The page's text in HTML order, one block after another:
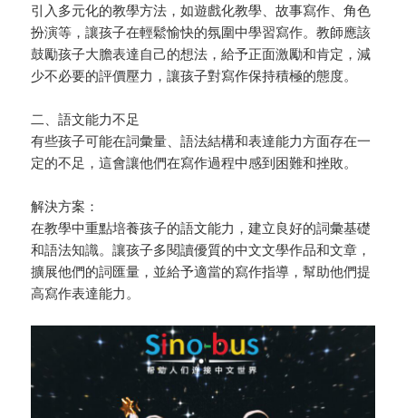
引入多元化的教學方法，如遊戲化教學、故事寫作、角色
扮演等，讓孩子在輕鬆愉快的氛圍中學習寫作。教師應該
鼓勵孩子大膽表達自己的想法，給予正面激勵和肯定，減
少不必要的評價壓力，讓孩子對寫作保持積極的態度。
二、語文能力不足
有些孩子可能在詞彙量、語法結構和表達能力方面存在一
定的不足，這會讓他們在寫作過程中感到困難和挫敗。
解決方案：
在教學中重點培養孩子的語文能力，建立良好的詞彙基礎
和語法知識。讓孩子多閱讀優質的中文文學作品和文章，
擴展他們的詞匯量，並給予適當的寫作指導，幫助他們提
高寫作表達能力。